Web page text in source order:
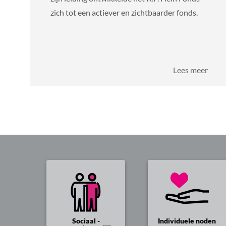
zich tot een actiever en zichtbaarder fonds.
Lees meerover
Fonds
Sociaal -
Individuele noden